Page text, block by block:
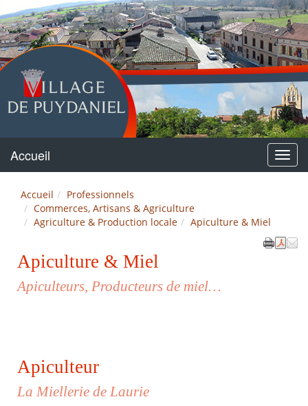
Puydaniel
Menu
Accueil
Accueil
Professionnels
Commerces, Artisans & Agriculture
Agriculture & Production locale
Apiculture & Miel
Apiculture & Miel
Apiculteurs, Producteurs de miel…
Apiculteur
La Miellerie de Laurie